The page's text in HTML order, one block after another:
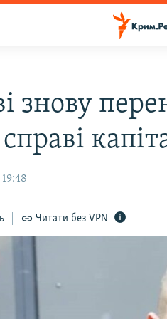
знову
Читати без VPN